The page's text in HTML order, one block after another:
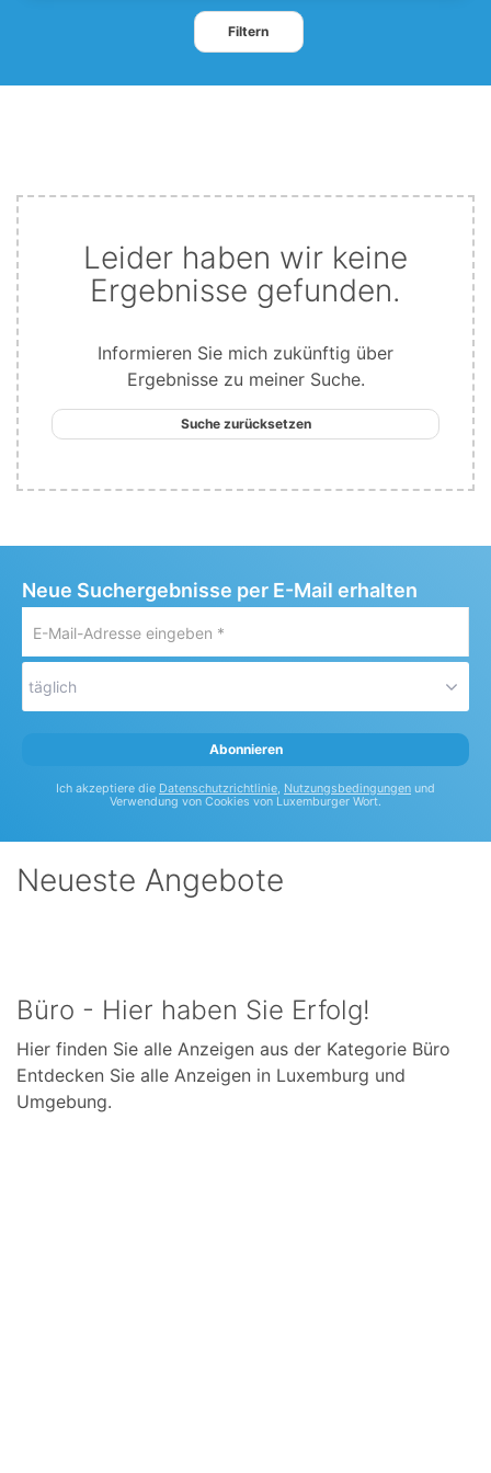
Filtern
Leider haben wir keine
Ergebnisse gefunden.
Informieren Sie mich zukünftig über
Ergebnisse zu meiner Suche.
Suche zurücksetzen
Neue Suchergebnisse per E-Mail erhalten
Adresse
eingeben
täglich
Abonnieren
Ich akzeptiere die Datenschutzrichtlinie, Nutzungsbedingungen und
Verwendung von Cookies von Luxemburger Wort.
Neueste Angebote
Büro - Hier haben Sie Erfolg!
Hier finden Sie alle Anzeigen aus der Kategorie Büro
Entdecken Sie alle Anzeigen in Luxemburg und
Umgebung.